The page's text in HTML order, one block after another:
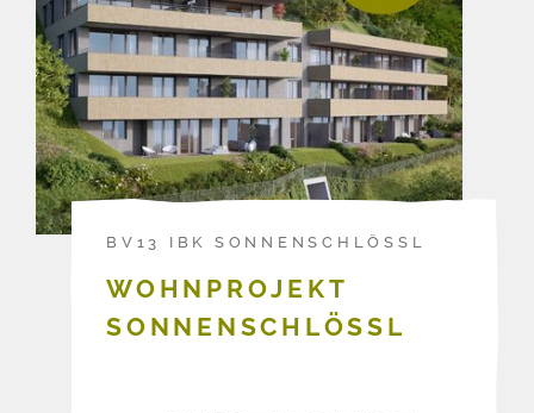
BV13 IBK SONNENSCHLÖSSL
WOHNPROJEKT
SONNENSCHLÖSSL